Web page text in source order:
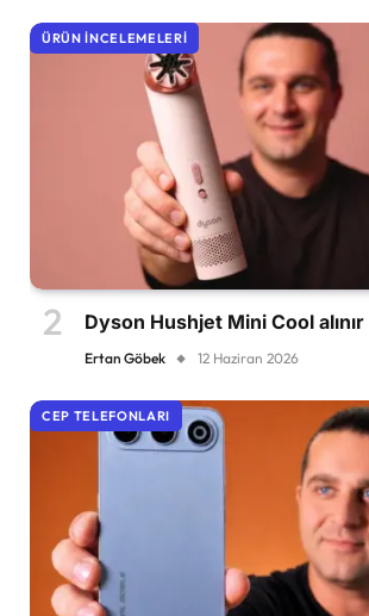
ÜRÜN İNCELEMELERI
Dyson Hushjet Mini Cool alınır
Ertan Göbek 12 Haziran 2026
CEP TELEFONLARI